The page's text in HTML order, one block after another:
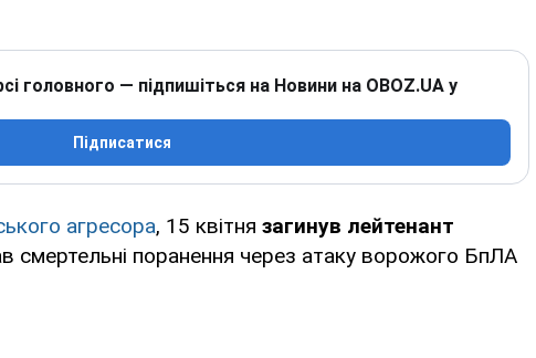
головного — підпишіться на Новини на OBOZ.UA у
Підписатися
агресора, 15 квітня загинув лейтенант
смертельні поранення через атаку ворожого БпЛА